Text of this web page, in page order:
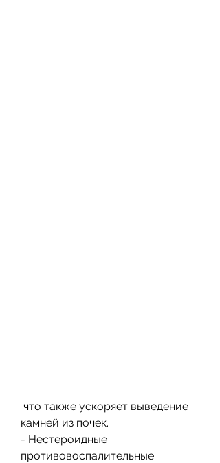
камней из почек.
- Нестероидные
противовоспалительные